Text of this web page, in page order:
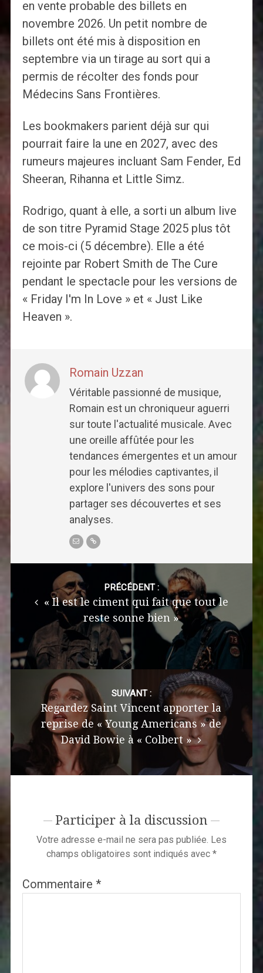
en vente probable des billets en
novembre 2026. Un petit nombre de
billets ont été mis à disposition en
septembre via un tirage au sort qui a
permis de récolter des fonds pour
Médecins Sans Frontières.
Les bookmakers parient déjà sur qui
pourrait faire la une en 2027, avec des
rumeurs majeures incluant Sam Fender, Ed
Sheeran, Rihanna et Little Simz.
Rodrigo, quant à elle, a sorti un album live
de son titre Pyramid Stage 2025 plus tôt
ce mois-ci (5 décembre). Elle a été
rejointe par Robert Smith de The Cure
pendant le spectacle pour les versions de
« Friday I'm In Love » et « Just Like
Heaven ».
Romain Uzzan
Véritable passionné de musique,
Romain est un chroniqueur aguerri
sur toute l'actualité musicale. Avec
une oreille affûtée pour les
tendances émergentes et un amour
pour les mélodies captivantes, il
explore l'univers des sons pour
partager ses découvertes et ses
analyses.
navigation
PRÉCÉDENT :
« Il est le ciment qui fait que tout le
reste sonne bien »
SUIVANT :
Regardez Saint Vincent apporter la
reprise de « Young Americans » de
David Bowie à « Colbert »
Participer à la discussion
Votre adresse e-mail ne sera pas publiée. Les
champs obligatoires sont indiqués avec *
Commentaire *